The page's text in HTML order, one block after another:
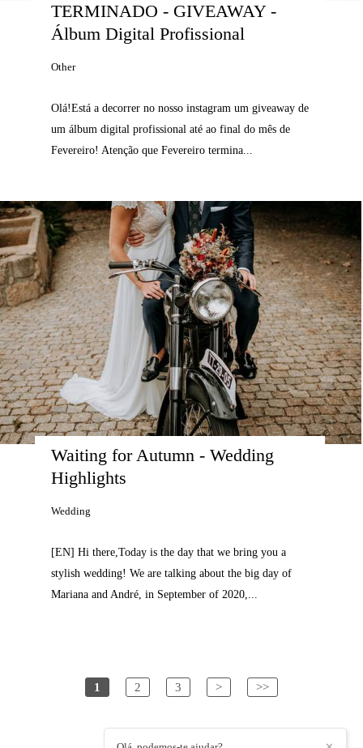
TERMINADO - GIVEAWAY -
Álbum Digital Profissional
Other
Olá!Está a decorrer no nosso instagram um giveaway de
um álbum digital profissional até ao final do mês de
Fevereiro! Atenção que Fevereiro termina...
Waiting for Autumn - Wedding
Highlights
Wedding
[EN] Hi there,Today is the day that we bring you a
stylish wedding! We are talking about the big day of
Mariana and André, in September of 2020,...
1 2 3 > >>